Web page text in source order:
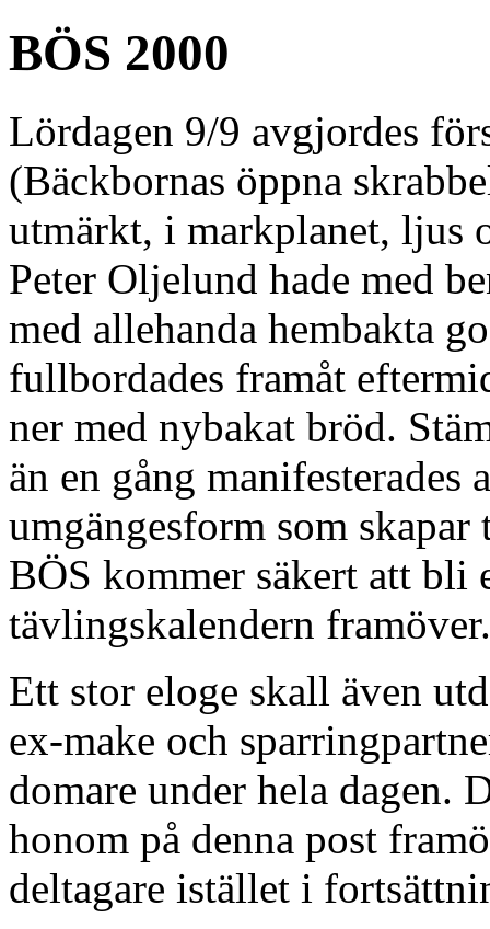
BÖS 2000
Lördagen 9/9 avgjordes
(Bäckbornas öppna
utmärkt, i markplanet, ljus
Peter Oljelund hade med
med allehanda hembakta
fullbordades framåt
ner med nybakat bröd.
än en gång
umgängesform som
BÖS kommer säkert att bli
tävlingskalendern framöver.
Ett stor eloge skall även
ex-make och
domare under hela dagen.
honom på denna post
deltagare istället i